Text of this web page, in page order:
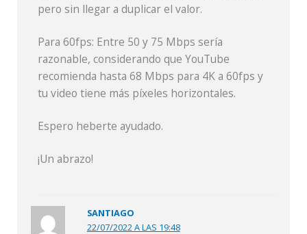
pero sin llegar a duplicar el valor.
Para 60fps: Entre 50 y 75 Mbps sería
razonable, considerando que YouTube
recomienda hasta 68 Mbps para 4K a 60fps y
tu video tiene más píxeles horizontales.
Espero heberte ayudado.
¡Un abrazo!
SANTIAGO
22/07/2022 A LAS 19:48